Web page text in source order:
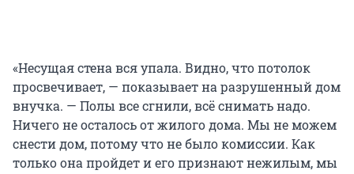
«Несущая стена вся упала. Видно, что потолок
просвечивает, — показывает на разрушенный дом
внучка. — Полы все сгнили, всё снимать надо.
Ничего не осталось от жилого дома. Мы не можем
снести дом, потому что не было комиссии. Как
только она пройдет и его признают нежилым, мы